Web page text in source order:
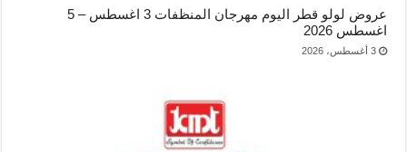
عروض لولو قطر اليوم مهرجان المنظفات 3 اغسطس – 5
اغسطس 2026
3 أغسطس، 2026